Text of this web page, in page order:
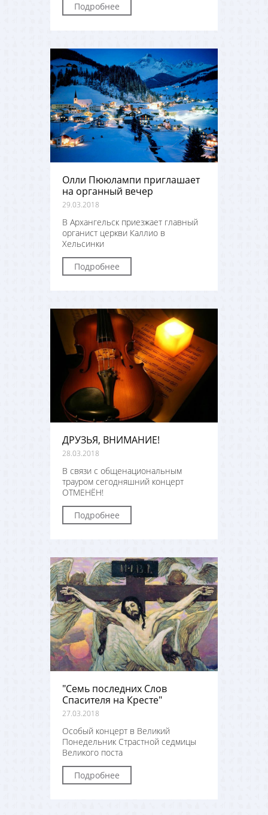
Подробнее
Олли Пююлампи приглашает
на органный вечер
29.03.2018
В Архангельск приезжает главный
органист церкви Каллио в
Хельсинки
Подробнее
ДРУЗЬЯ, ВНИМАНИЕ!
28.03.2018
В связи с общенациональным
трауром сегодняшний концерт
ОТМЕНЁН!
Подробнее
"Семь последних Слов
Спасителя на Кресте"
27.03.2018
Особый концерт в Великий
Понедельник Страстной седмицы
Великого поста
Подробнее